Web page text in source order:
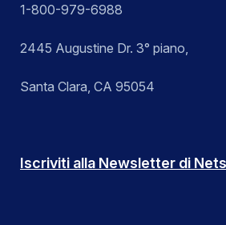
1-800-979-6988
2445 Augustine Dr. 3° piano,
Santa Clara, CA 95054
Iscriviti alla Newsletter di